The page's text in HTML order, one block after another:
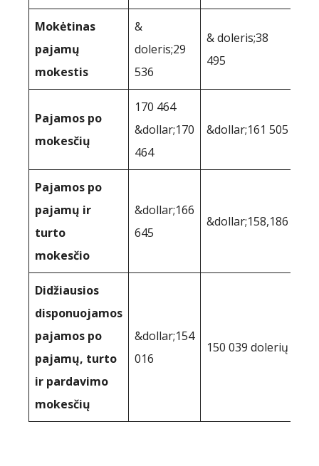
Mokėtinas
pajamų
mokestis
&
doleris;29
536
& doleris;38
495
Pajamos po
mokesčių
170 464
&dollar;170
464
&dollar;161 505
Pajamos po
pajamų ir
turto
mokesčio
&dollar;166
645
&dollar;158,186
Didžiausios
disponuojamos
pajamos po
pajamų, turto
ir pardavimo
mokesčių
&dollar;154
016
150 039 dolerių